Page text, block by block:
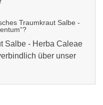
Traumkraut Salbe -
Salbe - Herba Caleae
über unser